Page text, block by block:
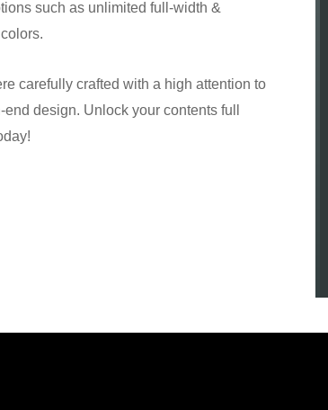
such as unlimited full-width &
carefully crafted with a high attention to
design. Unlock your contents full